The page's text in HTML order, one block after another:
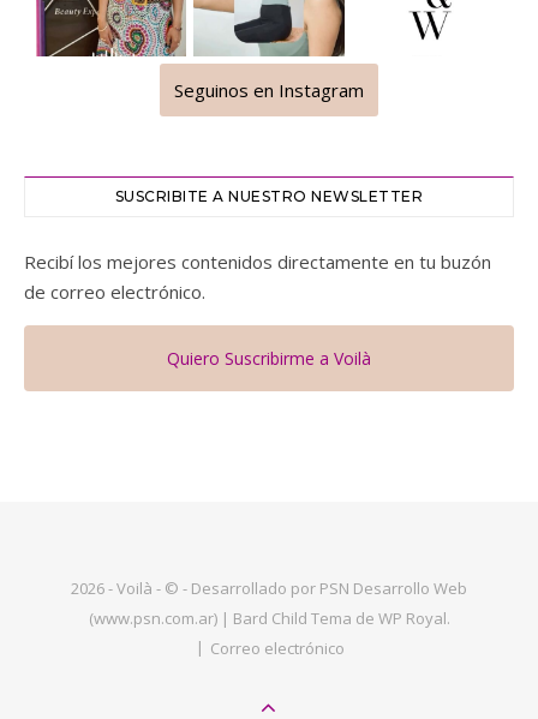
Seguinos en Instagram
SUSCRIBITE A NUESTRO NEWSLETTER
Recibí los mejores contenidos directamente en tu buzón
de correo electrónico.
Quiero Suscribirme a Voilà
2026 - Voilà - © - Desarrollado por PSN Desarrollo Web
(www.psn.com.ar) | Bard Child Tema de WP Royal.
Correo electrónico